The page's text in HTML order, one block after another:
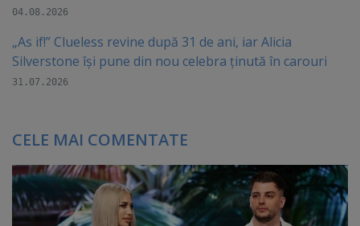
04.08.2026
„As if!” Clueless revine după 31 de ani, iar Alicia
Silverstone își pune din nou celebra ținută în carouri
31.07.2026
CELE MAI COMENTATE